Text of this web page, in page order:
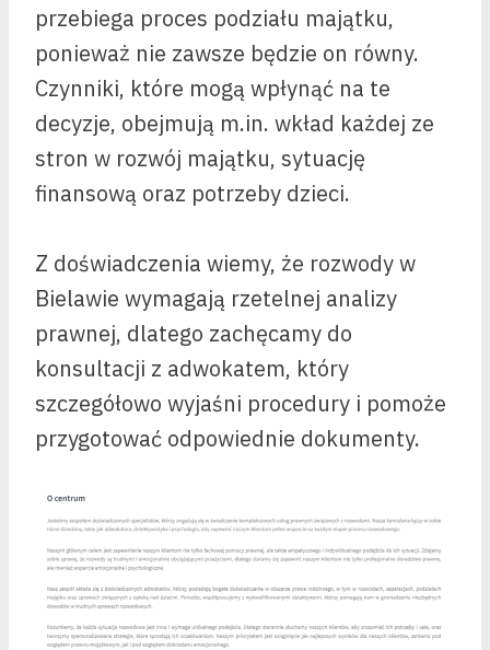
przebiega proces podziału majątku,
ponieważ nie zawsze będzie on równy.
Czynniki, które mogą wpłynąć na te
decyzje, obejmują m.in. wkład każdej ze
stron w rozwój majątku, sytuację
finansową oraz potrzeby dzieci.
Z doświadczenia wiemy, że rozwody w
Bielawie wymagają rzetelnej analizy
prawnej, dlatego zachęcamy do
konsultacji z adwokatem, który
szczegółowo wyjaśni procedury i pomoże
przygotować odpowiednie dokumenty.